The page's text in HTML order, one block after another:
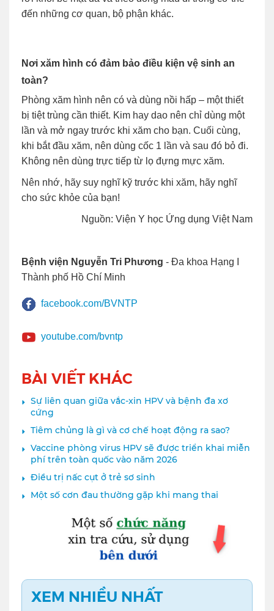
đến những cơ quan, bộ phận khác.
Nơi xăm hình có đảm bảo điều kiện vệ sinh an
toàn?
Phòng xăm hình nên có và dùng nồi hấp – một thiết
bị tiệt trùng cần thiết. Kim hay dao nên chỉ dùng một
lần và mở ngay trước khi xăm cho bạn. Cuối cùng,
khi bắt đầu xăm, nên dùng cốc 1 lần và sau đó bỏ đi.
Không nên dùng trực tiếp từ lọ đựng mực xăm.
Nên nhớ, hãy suy nghĩ kỹ trước khi xăm, hãy nghĩ
cho sức khỏe của bạn!
Nguồn: Viện Y học Ứng dụng Việt Nam
Bệnh viện Nguyễn Tri Phương - Đa khoa Hạng I
Thành phố Hồ Chí Minh
facebook.com/BVNTP
youtube.com/bvntp
BÀI VIẾT KHÁC
Sự liên quan giữa vắc-xin HPV và bệnh đa xơ
cứng
Tiêm chủng là gì và cơ chế hoạt động ra sao?
Vaccine phòng virus HPV sẽ được triển khai miễn
phí trên toàn quốc vào năm 2026
Điều trị nấc cụt ở trẻ sơ sinh
Một số cơn đau thường gặp khi mang thai
XEM NHIỀU NHẤT